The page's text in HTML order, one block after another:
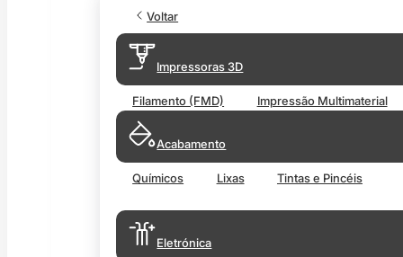
Voltar
Impressoras 3D
Filamento (FMD) Impressão Multimaterial
Acabamento
Químicos Lixas Tintas e Pincéis
Eletrónica